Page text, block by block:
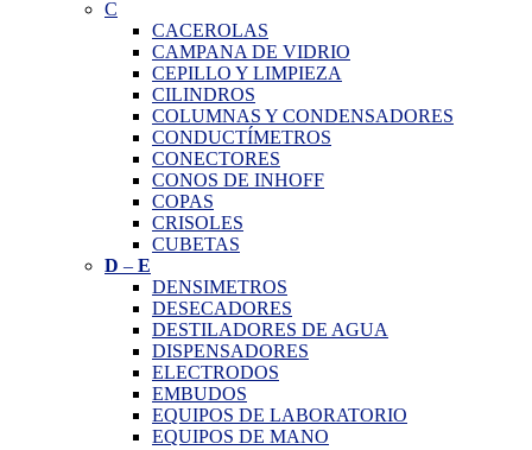
C
CACEROLAS
CAMPANA DE VIDRIO
CEPILLO Y LIMPIEZA
CILINDROS
COLUMNAS Y CONDENSADORES
CONDUCTÍMETROS
CONECTORES
CONOS DE INHOFF
COPAS
CRISOLES
CUBETAS
D – E
DENSIMETROS
DESECADORES
DESTILADORES DE AGUA
DISPENSADORES
ELECTRODOS
EMBUDOS
EQUIPOS DE LABORATORIO
EQUIPOS DE MANO